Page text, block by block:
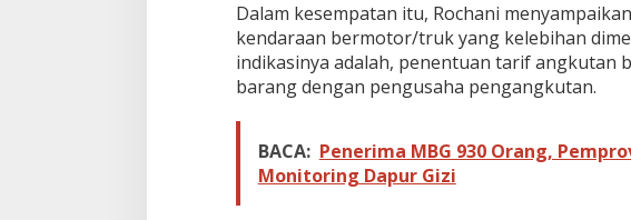
M
e
n
u
j
e
r
o
Dalam kesempatan itu, Rochani
kendaraan bermotor/truk yang kelebihan
indikasinya adalah, penentuan tarif angkutan
barang dengan pengusaha pengangkutan.
BACA: Penerima MBG 930 Orang,
Monitoring Dapur Gizi